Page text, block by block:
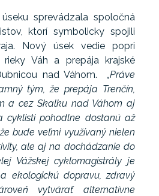
sprevádzala spoločná
ktorí symbolicky spojili
Nový úsek vedie popri
rieky Váh a prepája krajské
nad Váhom.
„Práve
tým, že prepája Trenčín,
a cez Skalku nad Váhom aj
cyklisti pohodlne dostanú až
bude veľmi využívaný nielen
ale aj na dochádzanie do
Vážskej cyklomagistrály je
ekologickú dopravu, zdravý
vytvárať alternatívne